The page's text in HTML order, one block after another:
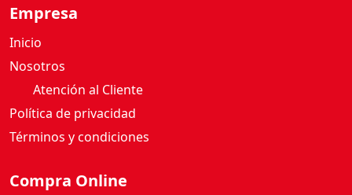
Empresa
Inicio
Nosotros
Atención al Cliente
Política de privacidad
Términos y condiciones
Compra Online